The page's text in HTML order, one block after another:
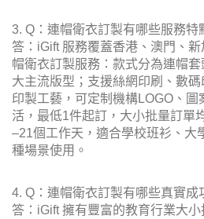
3. Q：連帽衛衣訂製有哪些服務特
答：iGift 服務覆蓋香港、澳門、
帽衛衣訂製服務：款式分為連帽
大主流版型；支援絲網印刷、數
印製工藝，可定制機構LOGO、圖
活，最低1件起訂，大小批量訂單
–21個工作天，適合學校班衫、大
種場景使用。
4. Q：連帽衛衣訂製有哪些真實成
答：iGift 擁有豐富的教育行業大